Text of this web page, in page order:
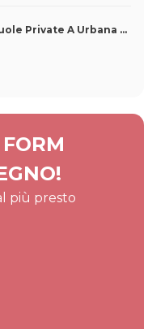
Scuole Private A Urbana Per Tutti
più presto